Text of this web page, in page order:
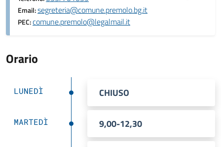
Email:segreteria@comune.premolo.bg.it
PEC:comune.premolo@legalmail.it
Orario
LUNEDÌ CHIUSO
MARTEDÌ 9,00-12,30